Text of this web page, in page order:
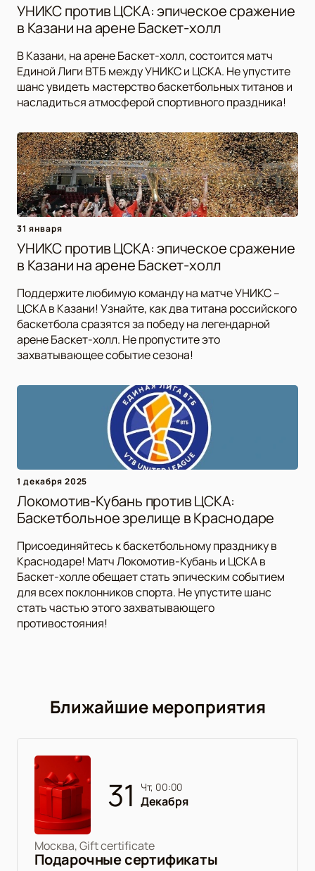
УНИКС против ЦСКА: эпическое сражение
в Казани на арене Баскет-холл
В Казани, на арене Баскет-холл, состоится матч
Единой Лиги ВТБ между УНИКС и ЦСКА. Не упустите
шанс увидеть мастерство баскетбольных титанов и
насладиться атмосферой спортивного праздника!
31 января
УНИКС против ЦСКА: эпическое сражение
в Казани на арене Баскет-холл
Поддержите любимую команду на матче УНИКС –
ЦСКА в Казани! Узнайте, как два титана российского
баскетбола сразятся за победу на легендарной
арене Баскет-холл. Не пропустите это
захватывающее событие сезона!
1 декабря 2025
Локомотив-Кубань против ЦСКА:
Баскетбольное зрелище в Краснодаре
Присоединяйтесь к баскетбольному празднику в
Краснодаре! Матч Локомотив-Кубань и ЦСКА в
Баскет-холле обещает стать эпическим событием
для всех поклонников спорта. Не упустите шанс
стать частью этого захватывающего
противостояния!
Ближайшие мероприятия
31 чт, 00:00
Декабря
Москва, Gift certificate
Подарочные сертификаты